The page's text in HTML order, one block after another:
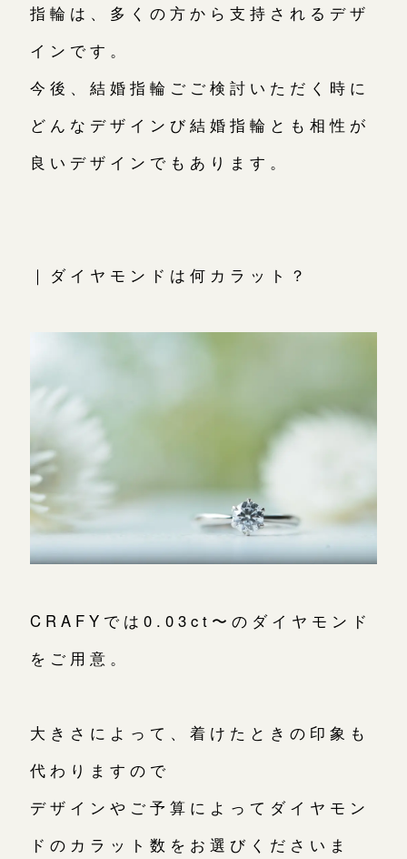
指輪は、多くの方から支持されるデザ
インです。
今後、結婚指輪ごご検討いただく時に
どんなデザインび結婚指輪とも相性が
良いデザインでもあります。
｜ダイヤモンドは何カラット？
CRAFYでは0.03ct〜のダイヤモンド
をご用意。
大きさによって、着けたときの印象も
代わりますので
デザインやご予算によってダイヤモン
ドのカラット数をお選びくださいま